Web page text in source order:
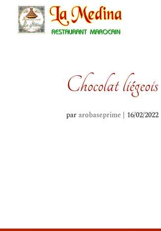
Chocolat liégeois
pararobaseprime | 16/02/2022